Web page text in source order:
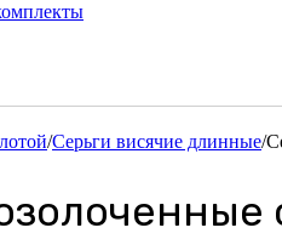
/Серьги висячие длинные/